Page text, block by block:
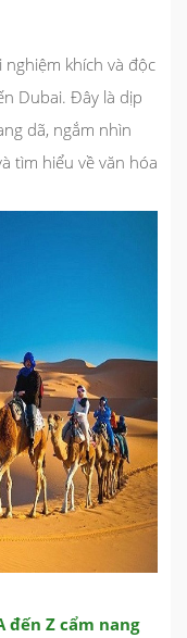
nghiệm khích và độc
Dubai. Đây là dịp
dã, ngắm nhìn
tìm hiểu về văn hóa
Z cẩm nang